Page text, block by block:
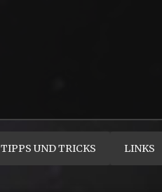
TIPPS UND TRICKS LINKS